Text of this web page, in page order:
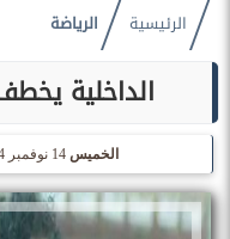
الرئيسية الرياضة
الداخلية
الخميس 14 نوفمبر 2024